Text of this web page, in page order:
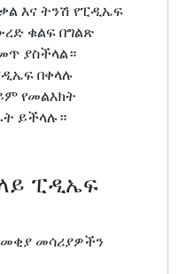
እና ትንሽ የፒዲኤፍ
ቁልፍ በግልጽ
ያስችላል።
በቀላሉ
የመልእክት
ይችላሉ።
ፒዲኤፍ
መሳሪያዎችን